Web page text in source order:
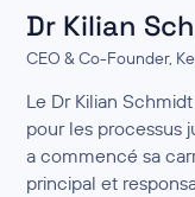
Dr Kilian
CEO & Co-Founder,
Le Dr Kilian
pour les processus
a commencé sa
principal et